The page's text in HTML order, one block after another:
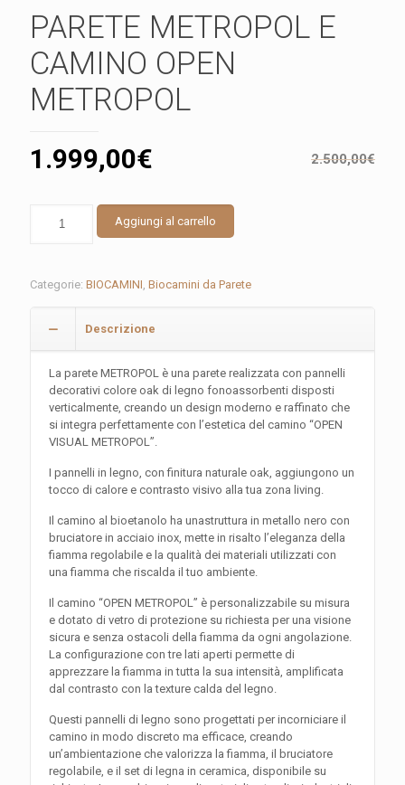
PARETE METROPOL E
CAMINO OPEN
METROPOL
2.500,00€
1.999,00€
METROPOL
OPEN
Aggiungi al carrello
Categorie: BIOCAMINI, Biocamini da Parete
Descrizione
La parete METROPOL è una parete realizzata con pannelli
decorativi colore oak di legno fonoassorbenti disposti
verticalmente, creando un design moderno e raffinato che
si integra perfettamente con l’estetica del camino “OPEN
VISUAL METROPOL”.
I pannelli in legno, con finitura naturale oak, aggiungono un
tocco di calore e contrasto visivo alla tua zona living.
Il camino al bioetanolo ha unastruttura in metallo nero con
bruciatore in acciaio inox, mette in risalto l’eleganza della
fiamma regolabile e la qualità dei materiali utilizzati con
una fiamma che riscalda il tuo ambiente.
Il camino “OPEN METROPOL” è personalizzabile su misura
e dotato di vetro di protezione su richiesta per una visione
sicura e senza ostacoli della fiamma da ogni angolazione.
La configurazione con tre lati aperti permette di
apprezzare la fiamma in tutta la sua intensità, amplificata
dal contrasto con la texture calda del legno.
Questi pannelli di legno sono progettati per incorniciare il
camino in modo discreto ma efficace, creando
un’ambientazione che valorizza la fiamma, il bruciatore
regolabile, e il set di legna in ceramica, disponibile su